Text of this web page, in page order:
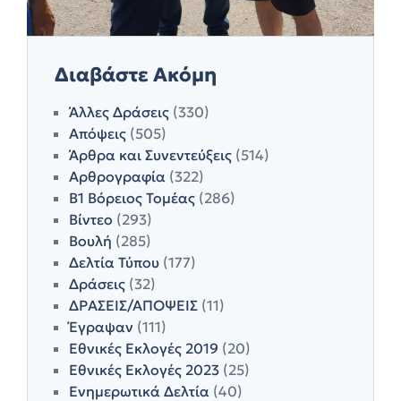
Διαβάστε Ακόμη
Άλλες Δράσεις (330)
Απόψεις (505)
Άρθρα και Συνεντεύξεις (514)
Αρθρογραφία (322)
Β1 Βόρειος Τομέας (286)
Βίντεο (293)
Βουλή (285)
Δελτία Τύπου (177)
Δράσεις (32)
ΔΡΑΣΕΙΣ/ΑΠΟΨΕΙΣ (11)
Έγραψαν (111)
Εθνικές Εκλογές 2019 (20)
Εθνικές Εκλογές 2023 (25)
Ενημερωτικά Δελτία (40)